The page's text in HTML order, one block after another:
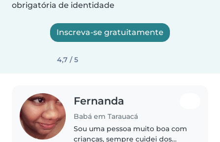
obrigatória de identidade
Inscreva-se gratuitamente
4,7 / 5
Fernanda
Babá em Tarauacá
Sou uma pessoa muito boa com
crianças, sempre cuidei dos